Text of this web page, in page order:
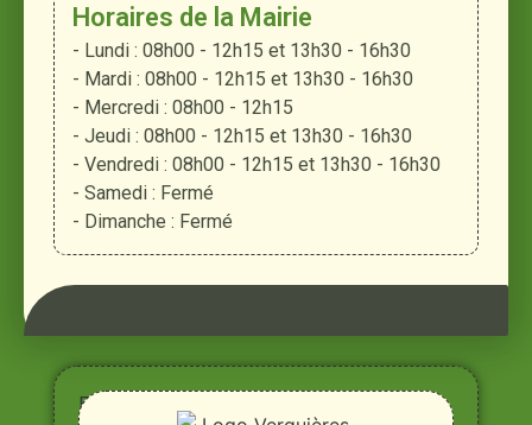
Horaires de la Mairie
- Lundi : 08h00 - 12h15 et 13h30 - 16h30
- Mardi : 08h00 - 12h15 et 13h30 - 16h30
- Mercredi : 08h00 - 12h15
- Jeudi : 08h00 - 12h15 et 13h30 - 16h30
- Vendredi : 08h00 - 12h15 et 13h30 - 16h30
- Samedi : Fermé
- Dimanche : Fermé
Entre